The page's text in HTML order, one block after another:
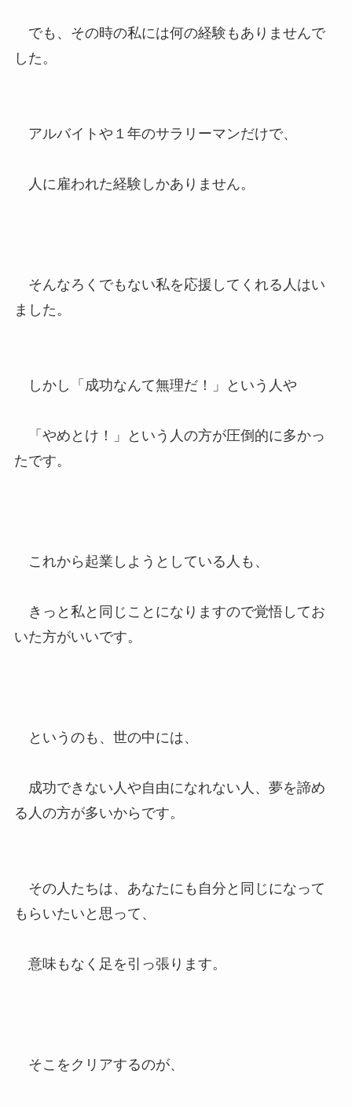
でも、その時の私には何の経験もありませんで
した。
アルバイトや１年のサラリーマンだけで、
人に雇われた経験しかありません。
そんなろくでもない私を応援してくれる人はい
ました。
しかし「成功なんて無理だ！」という人や
「やめとけ！」という人の方が圧倒的に多かっ
たです。
これから起業しようとしている人も、
きっと私と同じことになりますので覚悟してお
いた方がいいです。
というのも、世の中には、
成功できない人や自由になれない人、夢を諦め
る人の方が多いからです。
その人たちは、あなたにも自分と同じになって
もらいたいと思って、
意味もなく足を引っ張ります。
そこをクリアするのが、